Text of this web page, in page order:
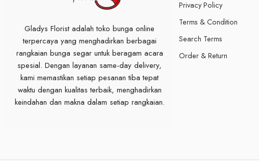
Gladys Florist adalah toko bunga online
terpercaya yang menghadirkan berbagai
rangkaian bunga segar untuk beragam acara
spesial. Dengan layanan same-day delivery,
kami memastikan setiap pesanan tiba tepat
waktu dengan kualitas terbaik, menghadirkan
keindahan dan makna dalam setiap rangkaian.
Privacy Policy
Terms & Condition
Search Terms
Order & Return